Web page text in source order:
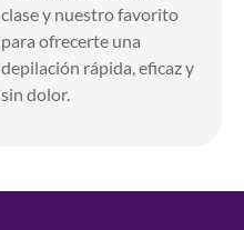
clase y nuestro favorito
para ofrecerte una
depilación rápida, eficaz y
sin dolor.